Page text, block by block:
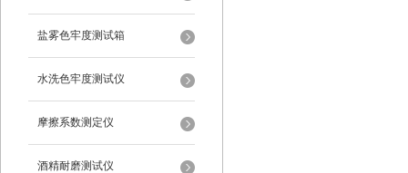
盐雾色牢度测试箱
水洗色牢度测试仪
摩擦系数测定仪
酒精耐磨测试仪